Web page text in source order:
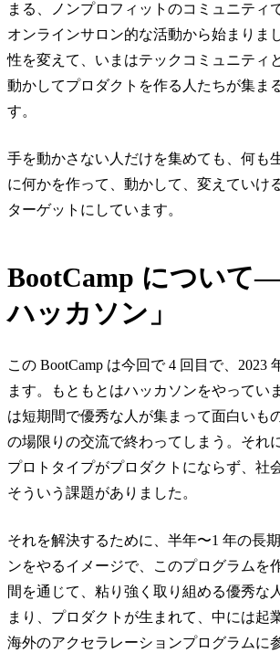
まる、ノンプロフィットのコミュニティ
オンラインサロン的な活動から始まりま
性を変えて、いまはテックコミュニティ
動かしてプロダクトを作る人たちが集ま
す。
手を動かさない人だけを集めても、何も
に何かを作って、動かして、変えていけ
ターゲットにしています。
BootCamp について
ハッカソン」
この BootCamp は今回で 4 回目で、2023
ます。もともとはハッカソンをやってい
は短期間で優秀な人が集まって面白いも
の場限りの交流で終わってしまう。それ
プロトタイプがプロダクトにならず、社
そういう課題がありました。
それを解決するために、半年〜1 年の長
ンをやるイメージで、このプログラムを
間を通じて、粘り強く取り組める優秀な
まり、プロダクトが生まれて、中には起
海外のアクセラレーションプログラムに